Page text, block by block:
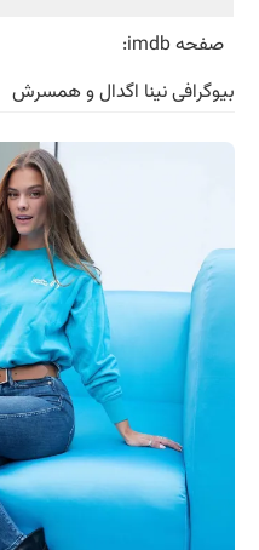
صفحه imdb:
بیوگرافی نینا اگدال و همسرش